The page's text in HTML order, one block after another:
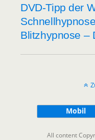
DVD-Tipp der
Blitzhypnose –
Mobil
All content